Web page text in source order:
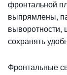
фронтальной
выпрямлены,
выворотности,
сохранять
Фронтальные